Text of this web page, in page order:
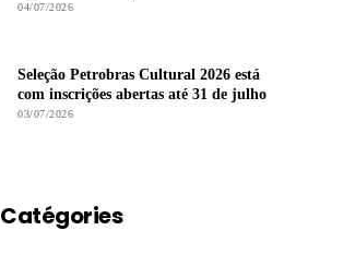
04/07/2026
Seleção Petrobras Cultural 2026 está
com inscrições abertas até 31 de julho
03/07/2026
Catégories